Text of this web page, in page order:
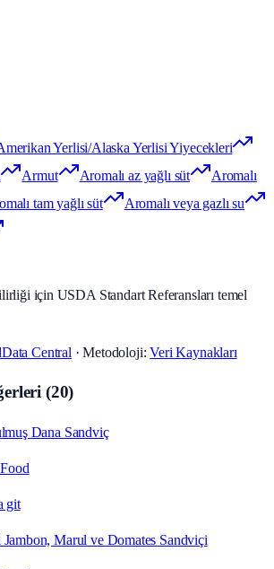
Yerlisi/Alaska Yerlisi Yiyecekleri
Armut Aromalı az yağlı süt
Aromalı
tam yağlı süt
Aromalı veya gazlı su
için USDA Standart Referansları temel
Central · Metodoloji:Veri Kaynakları
(20)
Dana Sandviç
git
Marul ve Domates Sandviçi